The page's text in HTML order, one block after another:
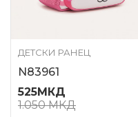
ДЕТСКИ РАНЕЦ
N83961
525МКД
1.050МКД